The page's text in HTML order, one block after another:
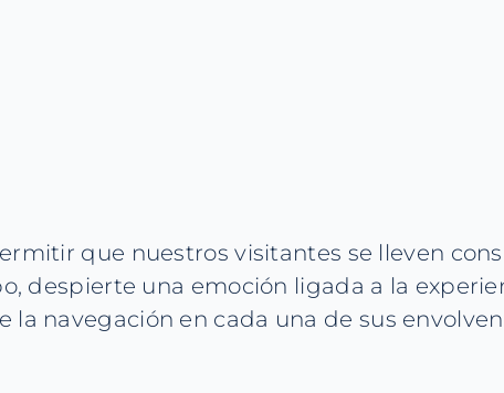
que nuestros visitantes se lleven
despierte una emoción ligada a la
navegación en cada una de sus